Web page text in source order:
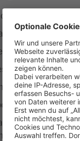
und
Waren
Warensortiments
Umsetzung
sowie
des